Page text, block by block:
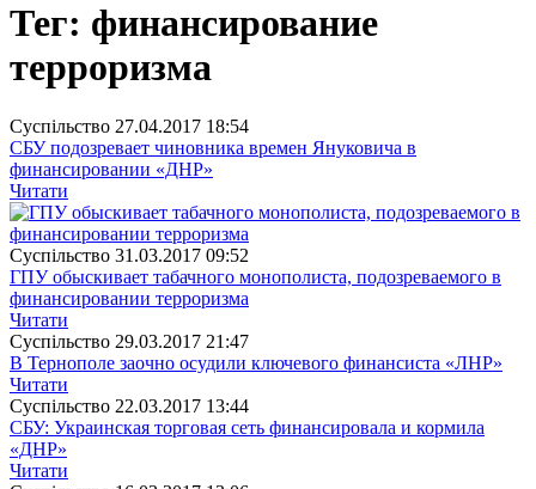
Тег: финансирование
терроризма
Суспiльство 27.04.2017 18:54
СБУ подозревает чиновника времен Януковича в
финансировании «ДНР»
Читати
Суспiльство 31.03.2017 09:52
ГПУ обыскивает табачного монополиста, подозреваемого в
финансировании терроризма
Читати
Суспiльство 29.03.2017 21:47
В Тернополе заочно осудили ключевого финансиста «ЛНР»
Читати
Суспiльство 22.03.2017 13:44
СБУ: Украинская торговая сеть финансировала и кормила
«ДНР»
Читати